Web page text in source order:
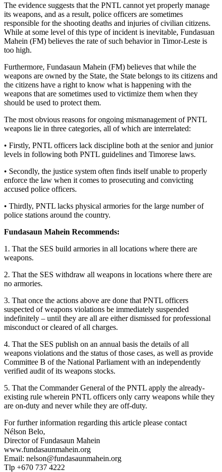
The evidence suggests that the PNTL cannot yet properly manage
its weapons, and as a result, police officers are sometimes
responsible for the shooting deaths and injuries of civilian citizens.
While at some level of this type of incident is inevitable, Fundasuan
Mahein (FM) believes the rate of such behavior in Timor-Leste is
too high.
Furthermore, Fundasaun Mahein (FM) believes that while the
weapons are owned by the State, the State belongs to its citizens and
the citizens have a right to know what is happening with the
weapons that are sometimes used to victimize them when they
should be used to protect them.
The most obvious reasons for ongoing mismanagement of PNTL
weapons lie in three categories, all of which are interrelated:
• Firstly, PNTL officers lack discipline both at the senior and junior
levels in following both PNTL guidelines and Timorese laws.
• Secondly, the justice system often finds itself unable to properly
enforce the law when it comes to prosecuting and convicting
accused police officers.
• Thirdly, PNTL lacks physical armories for the large number of
police stations around the country.
Fundasaun Mahein Recommends:
1. That the SES build armories in all locations where there are
weapons.
2. That the SES withdraw all weapons in locations where there are
no armories.
3. That once the actions above are done that PNTL officers
suspected of weapons violations be immediately suspended
indefinitely – until they are all are either dismissed for professional
misconduct or cleared of all charges.
4. That the SES publish on an annual basis the details of all
weapons violations and the status of those cases, as well as provide
Committee B of the National Parliament with an independently
verified audit of its weapons stocks.
5. That the Commander General of the PNTL apply the already-
existing rule wherein PNTL officers only carry weapons while they
are on-duty and never while they are off-duty.
For further information regarding this article please contact
Nélson Belo,
Director of Fundasaun Mahein
www.fundasaunmahein.org
Email: nelson@fundasaunmahein.org
Tlp +670 737 4222